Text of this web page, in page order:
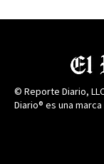
© Reporte Diario,
Diario® es una